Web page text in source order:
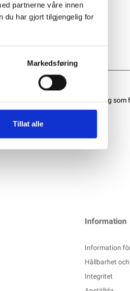
partnerne våre innen
du har gjort tilgjengelig for
Markedsføring
Tillat alle
för att hantera all extrautrustning som
Information
Information
Hållbarhet
Integritet